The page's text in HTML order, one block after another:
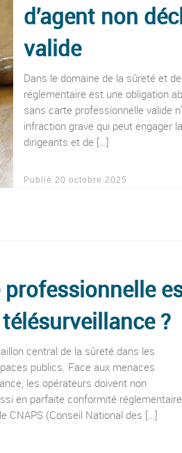
d’agent non
valide
Dans le domaine de la sûreté et
réglementaire est une obligation
sans carte professionnelle valide
infraction grave qui peut engager
dirigeants et de […]
Publié 20 octobre 2025
?
central de la sûreté dans les
publics. Face aux menaces
les opérateurs doivent non
en parfaite conformité
CNAPS (Conseil National des […]